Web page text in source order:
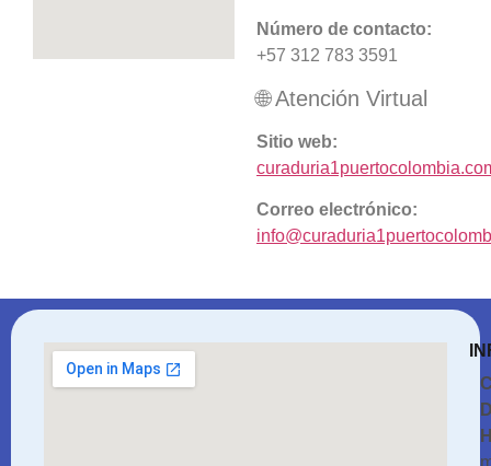
Número de contacto:
+57 312 783 3591
🌐 Atención Virtual
Sitio web:
Correo electrónico: